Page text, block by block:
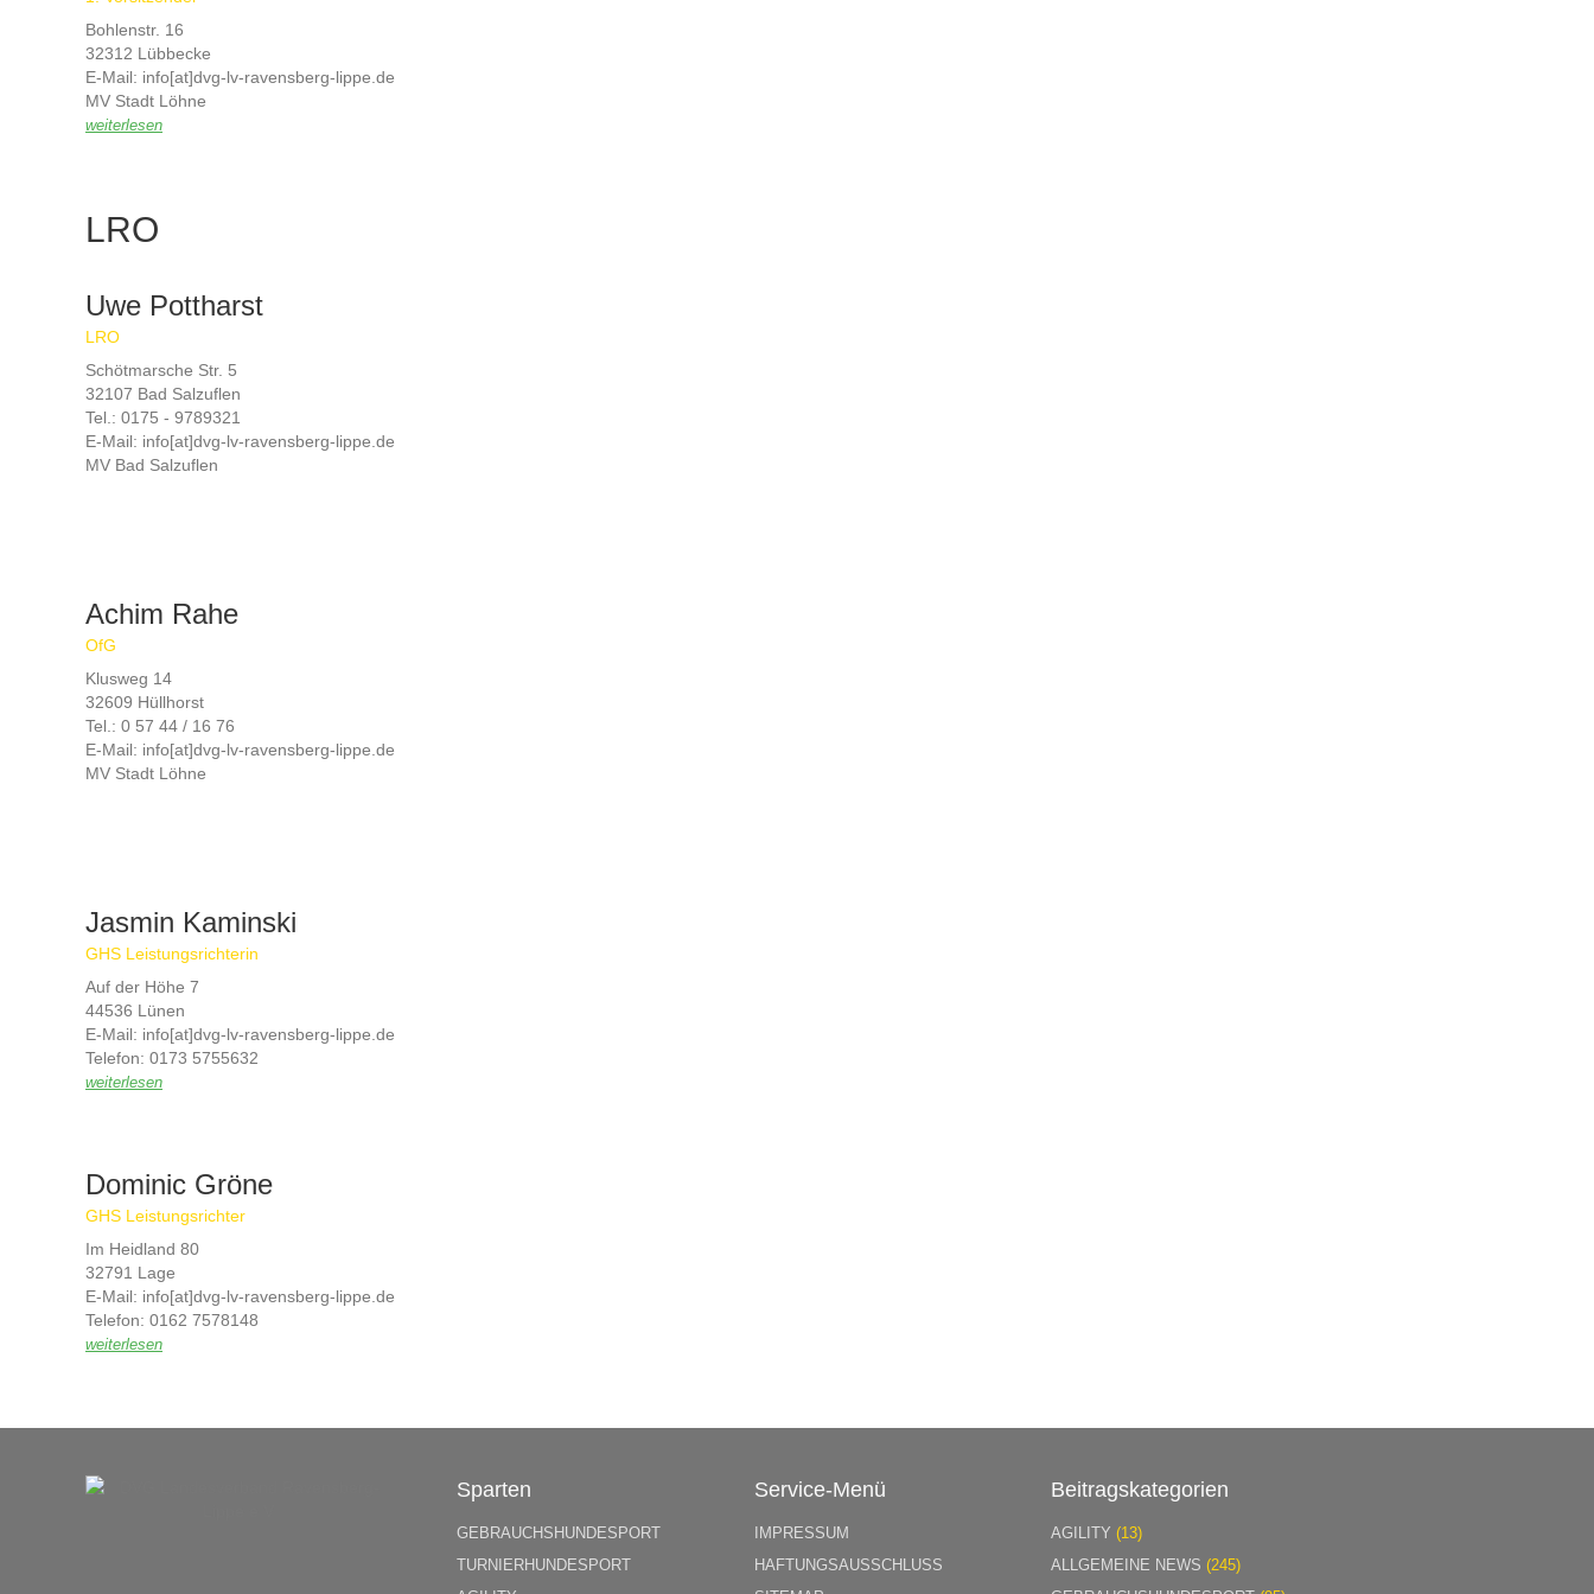
Bohlenstr. 16
32312 Lübbecke
E-Mail: info[at]dvg-lv-ravensberg-lippe.de
MV Stadt Löhne
weiterlesen
LRO
Uwe Pottharst
LRO
Schötmarsche Str. 5
32107 Bad Salzuflen
Tel.: 0175 - 9789321
E-Mail: info[at]dvg-lv-ravensberg-lippe.de
MV Bad Salzuflen
Achim Rahe
OfG
Klusweg 14
32609 Hüllhorst
Tel.: 0 57 44 / 16 76
E-Mail: info[at]dvg-lv-ravensberg-lippe.de
MV Stadt Löhne
Jasmin Kaminski
GHS Leistungsrichterin
Auf der Höhe 7
44536 Lünen
E-Mail: info[at]dvg-lv-ravensberg-lippe.de
Telefon: 0173 5755632
MV Paderborn
weiterlesen
Dominic Gröne
GHS Leistungsrichter
Im Heidland 80
32791 Lage
E-Mail: info[at]dvg-lv-ravensberg-lippe.de
Telefon: 0162 7578148
GHSV Lage
weiterlesen
Sparten
GEBRAUCHSHUNDESPORT
TURNIERHUNDESPORT
Service-Menü
IMPRESSUM
HAFTUNGSAUSSCHLUSS
Beitragskategorien
AGILITY (13)
ALLGEMEINE NEWS (245)